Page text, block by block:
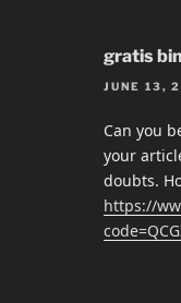
gratis
JUNE 13,
Can you
your
doubts.
https://